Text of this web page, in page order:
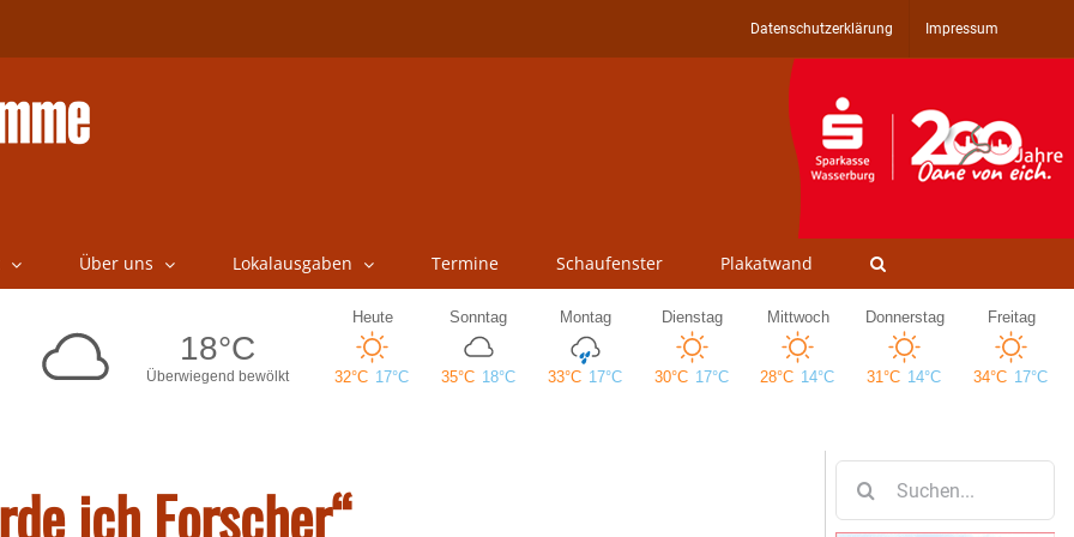
Datenschutzerklärung Impressum
Über uns Lokalausgaben Termine Schaufenster Plakatwand
ich Forscher“
nach: